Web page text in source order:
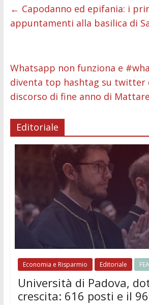
b
o
k
er l s
A
p
e
n
er
di
t
← Capodanno ed epifania: i
appuntamenti alla basilica di
Whatsapp non funziona e
diventa top hashtag su twitter
discorso di fine anno di
Editoriale
Economia e Risparmio Editoriale
Università di Padova,
crescita: 616 posti e il